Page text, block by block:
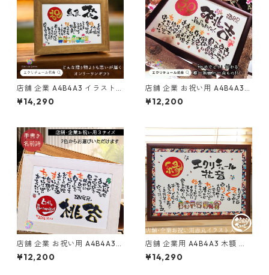
店舗 企業 A4B4A3 イラスト洋
風 笑描き屋たくと 手書き 名前
詩 名前ポエム オーダー オーダ
¥14,290
店舗 企業 お祝い用 A4B4A3
木製額 祝 友禅和紙 笑描き屋た
くと 手書き 名前詩 名前ポエム
¥12,200
店舗 企業 お祝い用 A4B4A3
赤丸 洋風 笑描き屋たくと 手書
き 名前詩 名前ポエム オーダー
¥12,200
店舗 企業用 A4B4A3 木額 友
禅和紙 赤丸金文字 イラスト 笑
描き屋たくと 手書き 名前詩 名
¥14,290